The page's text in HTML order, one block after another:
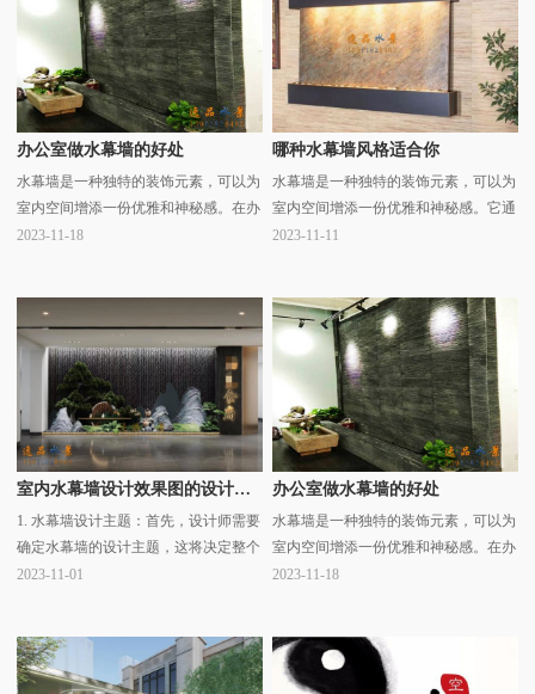
办公室做水幕墙的好处
水幕墙是一种独特的装饰元素，可以为
室内空间增添一份优雅和神秘感。在办
公室中引入水幕墙可以带来许多好处，
2023-11-18
哪种水幕墙风格适合你
水幕墙是一种独特的装饰元素，可以为
室内空间增添一份优雅和神秘感。它通
过水流的流动和喷射形成的水花、水雾
2023-11-11
室内水幕墙设计效果图的设计要点
1. 水幕墙设计主题：首先，设计师需要
确定水幕墙的设计主题，这将决定整个
设计的风格和元素。主题可以是自然、
2023-11-01
办公室做水幕墙的好处
水幕墙是一种独特的装饰元素，可以为
室内空间增添一份优雅和神秘感。在办
公室中引入水幕墙可以带来许多好处，
2023-11-18